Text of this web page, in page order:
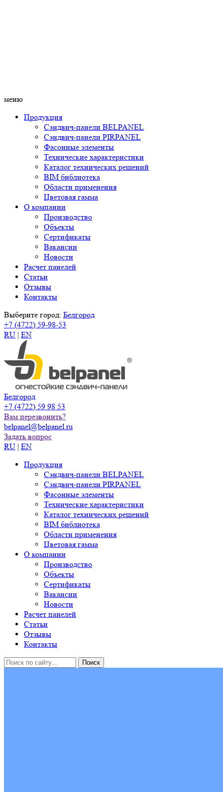
меню
Продукция
Сэндвич-панели BELPANEL
Сэндвич-панели PIRPANEL
Фасонные элементы
Технические характеристики
Каталог технических решений
BIM библиотека
Области применения
Цветовая гамма
О компании
Производство
Объекты
Сертификаты
Вакансии
Новости
Расчет панелей
Статьи
Отзывы
Контакты
Выберите город: Белгород
+7 (4722) 59-98-53
RU | EN
Белгород
+7 (4722) 59 98 53
Вам перезвонить?
belpanel@belpanel.ru
Задать вопрос
RU | EN
Продукция
Сэндвич-панели BELPANEL
Сэндвич-панели PIRPANEL
Фасонные элементы
Технические характеристики
Каталог технических решений
BIM библиотека
Области применения
Цветовая гамма
О компании
Производство
Объекты
Сертификаты
Вакансии
Новости
Расчет панелей
Статьи
Отзывы
Контакты